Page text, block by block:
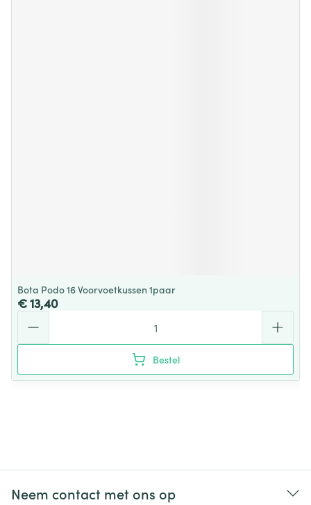
Bota Podo 16 Voorvoetkussen 1paar
€ 13,40
Bestel
Neem contact met ons op